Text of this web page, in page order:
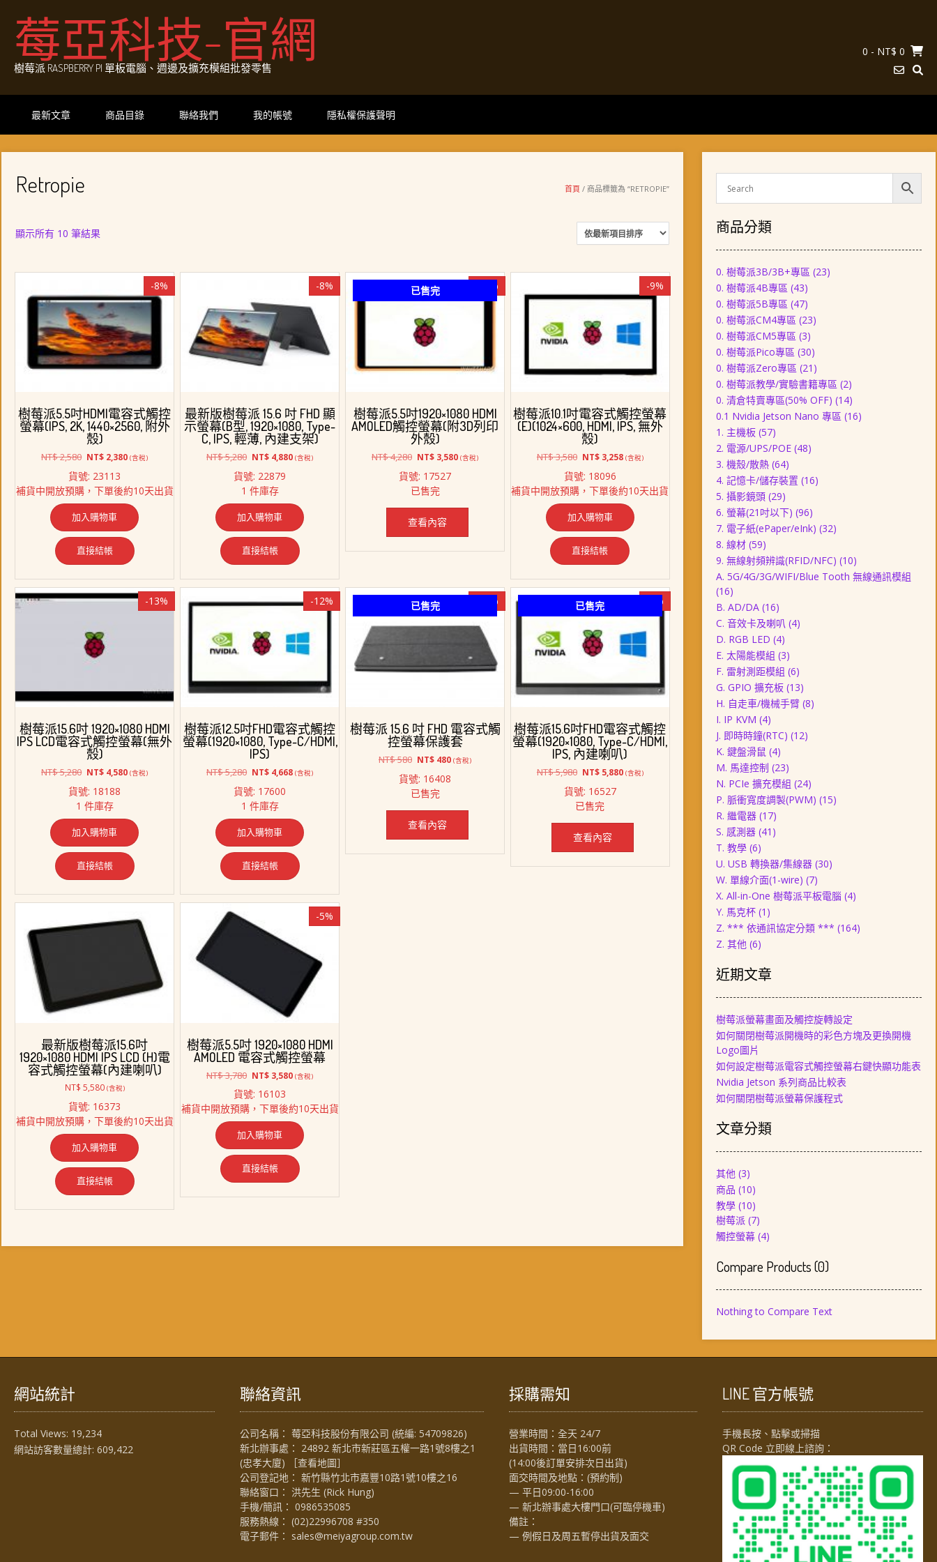
content莓亞科技-官網
樹莓派 RASPBERRY PI 單板電腦、週邊及擴充模組批發零售
0 - NT$ 0
最新文章 商品目錄 聯絡我們 我的帳號 隱私權保護聲明
首頁 / 商品標籤為 “RETROPIE”
Retropie
顯示所有 10 筆結果依
項
排
序
-8%
樹莓派5.5吋HDMI電容式觸控
螢幕(IPS, 2K, 1440×2560, 附外
殼)
NT$2,580 原
價
格：
NT$ 2,580。
NT$ 2,380目
格：
NT$ 2,380。
(含稅)
貨號: 23113
補貨中開放預購，下單後約10天出貨
加入購物車
直接結帳
-8%
最新版樹莓派 15.6 吋 FHD 顯
示螢幕(B型, 1920×1080, Type-
C, IPS, 輕薄, 內建支架)
NT$5,280 原
價
格：
NT$ 5,280。
NT$ 4,880目
NT$ 4,880。
(含稅)
貨號: 22879
1 件庫存
加入購物車
直接結帳
已售完 -16%
樹莓派5.5吋1920×1080 HDMI
AMOLED觸控螢幕(附3D列印
外殼)
NT$4,280 原
價
格：
NT$ 4,280。
NT$ 3,580目
NT$ 3,580。
(含稅)
貨號: 17527
已售完
查看內容
-9%
樹莓派10.1吋電容式觸控螢幕
(E)(1024×600, HDMI, IPS, 無外
殼)
NT$3,580 原
價
格：
NT$ 3,580。
NT$3,258目
格：
NT$ 3,258。
(含稅)
貨號: 18096
補貨中開放預購，下單後約10天出貨
加入購物車
直接結帳
-13%
樹莓派15.6吋 1920×1080 HDMI
IPS LCD電容式觸控螢幕(無外
殼)
NT$5,280 原
價
格：
NT$ 5,280。
NT$ 4,580目
NT$ 4,580。
(含稅)
貨號: 18188
1 件庫存
加入購物車
直接結帳
-12%
樹莓派12.5吋FHD電容式觸控
螢幕(1920×1080, Type-C/HDMI,
IPS)
NT$5,280 原
價
格：
NT$ 5,280。
NT$ 4,668目
NT$ 4,668。
(含稅)
貨號: 17600
1 件庫存
加入購物車
直接結帳
已售完 -17%
樹莓派 15.6 吋 FHD 電容式觸
控螢幕保護套
NT$580 原
價
格：
NT$ 580。
NT$ 480目
NT$ 480。
(含稅)
貨號: 16408
已售完
查看內容
已售完 -2%
樹莓派15.6吋FHD電容式觸控
螢幕(1920×1080, Type-C/HDMI,
IPS, 內建喇叭)
NT$5,980 原
價
格：
NT$ 5,980。
NT$5,880目
NT$ 5,880。
(含稅)
貨號: 16527
已售完
查看內容
最新版樹莓派15.6吋
1920×1080 HDMI IPS LCD (H)電
容式觸控螢幕(內建喇叭)
NT$ 5,580 (含稅)
貨號: 16373
補貨中開放預購，下單後約10天出貨
加入購物車
直接結帳
-5%
樹莓派5.5吋 1920×1080 HDMI
AMOLED 電容式觸控螢幕
NT$3,780 原
價
格：
NT$ 3,780。
NT$ 3,580目
格：
NT$ 3,580。
(含稅)
貨號: 16103
補貨中開放預購，下單後約10天出貨
加入購物車
直接結帳
商品分類
0. 樹莓派3B/3B+專區 (23)
0. 樹莓派4B專區 (43)
0. 樹莓派5B專區 (47)
0. 樹莓派CM4專區 (23)
0. 樹莓派CM5專區 (3)
0. 樹莓派Pico專區 (30)
0. 樹莓派Zero專區 (21)
0. 樹莓派教學/實驗書籍專區 (2)
0. 清倉特賣專區(50% OFF) (14)
0.1 Nvidia Jetson Nano 專區 (16)
1. 主機板 (57)
2. 電源/UPS/POE (48)
3. 機殼/散熱 (64)
4. 記憶卡/儲存裝置 (16)
5. 攝影鏡頭 (29)
6. 螢幕(21吋以下) (96)
7. 電子紙(ePaper/eInk) (32)
8. 線材 (59)
9. 無線射頻辨識(RFID/NFC) (10)
A. 5G/4G/3G/WIFI/Blue Tooth 無線通訊模組
(16)
B. AD/DA (16)
C. 音效卡及喇叭 (4)
D. RGB LED (4)
E. 太陽能模組 (3)
F. 雷射測距模組 (6)
G. GPIO 擴充板 (13)
H. 自走車/機械手臂 (8)
I. IP KVM (4)
J. 即時時鐘(RTC) (12)
K. 鍵盤滑鼠 (4)
M. 馬達控制 (23)
N. PCIe 擴充模組 (24)
P. 脈衝寬度調製(PWM) (15)
R. 繼電器 (17)
S. 感測器 (41)
T. 教學 (6)
U. USB 轉換器/集線器 (30)
W. 單線介面(1-wire) (7)
X. All-in-One 樹莓派平板電腦 (4)
Y. 馬克杯 (1)
Z. *** 依通訊協定分類 *** (164)
Z. 其他 (6)
近期文章
樹莓派螢幕畫面及觸控旋轉設定
如何關閉樹莓派開機時的彩色方塊及更換開機
Logo圖片
如何設定樹莓派電容式觸控螢幕右鍵快顯功能表
Nvidia Jetson 系列商品比較表
如何關閉樹莓派螢幕保護程式
文章分類
其他(3)
商品 (10)
教學(10)
樹莓派(7)
觸控螢幕(4)
Compare Products(0)
Nothing to Compare Text
網站統計
Total Views: 19,234
網站訪客數量總計: 609,422
聯絡資訊
公司名稱： 莓亞科技股份有限公司 (統編: 54709826)
新北辦事處： 24892 新北市新莊區五權一路1號8樓之1
(忠孝大廈) ［查看地圖］
公司登記地： 新竹縣竹北市嘉豐10路1號10樓之16
聯絡窗口： 洪先生 (Rick Hung)
手機/簡訊： 0986535085
服務熱線： (02)22996708 #350
電子郵件： sales@meiyagroup.com.tw
採購需知
營業時間：全天 24/7
出貨時間：當日16:00前
(14:00後訂單安排次日出貨)
面交時間及地點：(預約制)
— 平日09:00-16:00
— 新北辦事處大樓門口(可臨停機車)
備註：
— 例假日及周五暫停出貨及面交
LINE 官方帳號
手機長按、點擊或掃描
QR Code 立即線上諮詢：